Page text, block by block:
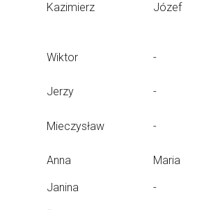
Kazimierz Józef
Wiktor -
Jerzy -
Mieczysław -
Anna Maria
Janina -